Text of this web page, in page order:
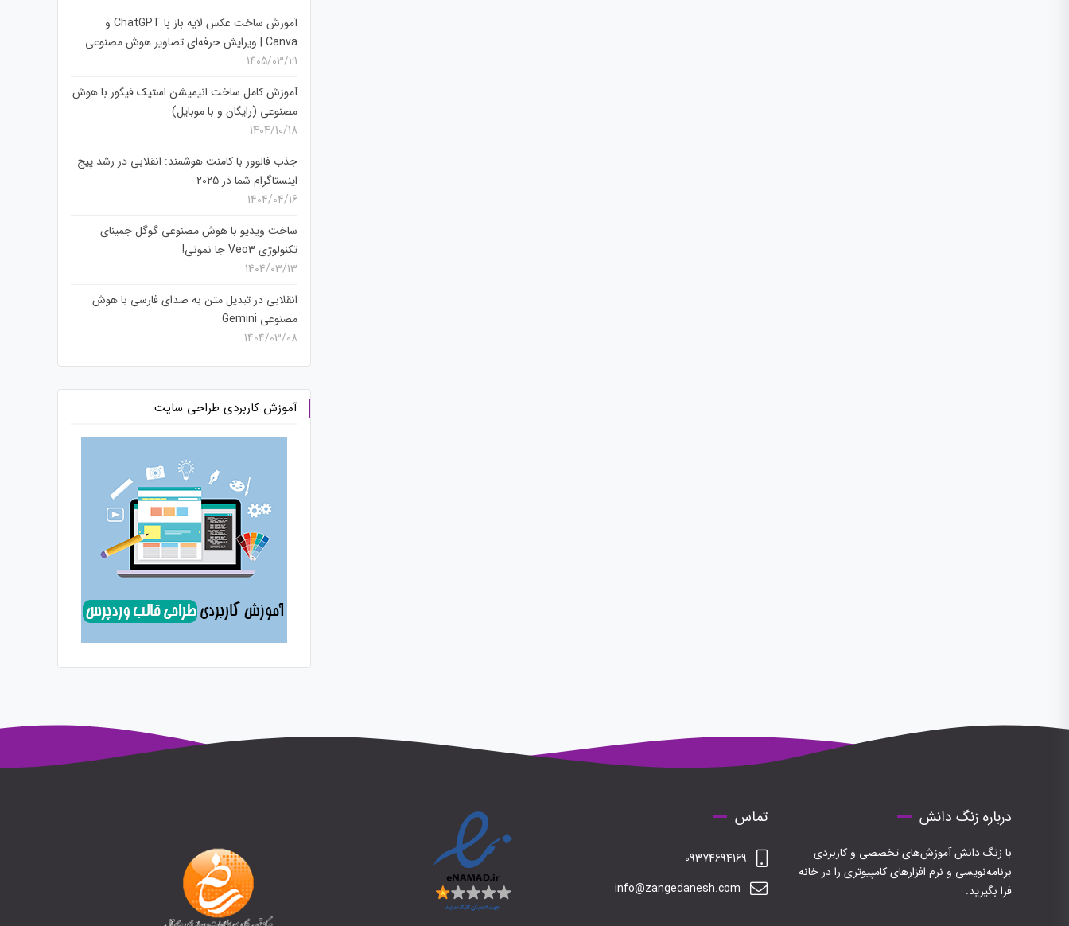
آموزش ساخت عکس لایه باز با ChatGPT و
Canva | ویرایش حرفه‌ای تصاویر هوش مصنوعی
1405/03/21
آموزش کامل ساخت انیمیشن استیک فیگور با هوش
مصنوعی (رایگان و با موبایل)
1404/10/18
جذب فالوور با کامنت هوشمند: انقلابی در رشد پیج
اینستاگرام شما در 2025
1404/04/16
ساخت ویدیو با هوش مصنوعی گوگل جمینای
تکنولوژی Veo3 جا نمونی!
1404/03/13
انقلابی در تبدیل متن به صدای فارسی با هوش
مصنوعی Gemini
1404/03/08
آموزش کاربردی طراحی سایت
درباره زنگ دانش
با زنگ دانش آموزش‌های تخصصی و کاربردی
برنامه‌نویسی و نرم افزارهای کامپیوتری را در خانه
فرا بگیرید.
تماس
09374694169
info@zangedanesh.com